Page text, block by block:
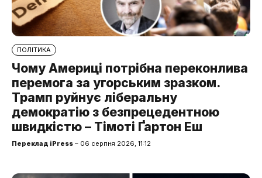
ПОЛІТИКА
Чому Америці потрібна переконлива
перемога за угорським зразком.
Трамп руйнує ліберальну
демократію з безпрецедентною
швидкістю – Тімоті Ґартон Еш
Переклад iPress – 06 серпня 2026, 11:12